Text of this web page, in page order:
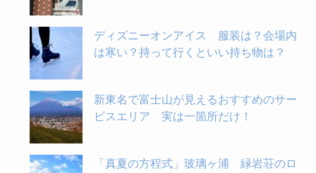
ディズニーオンアイス 服装は？会場内
は寒い？持って行くといい持ち物は？
新東名で富士山が見えるおすすめのサー
ビスエリア 実は一箇所だけ！
「真夏の方程式」玻璃ヶ浦 緑岩荘のロ